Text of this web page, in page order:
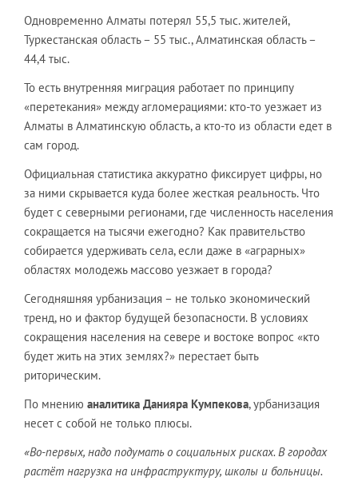
Одновременно Алматы потерял 55,5 тыс. жителей,
Туркестанская область – 55 тыс., Алматинская область –
44,4 тыс.
То есть внутренняя миграция работает по принципу
«перетекания» между агломерациями: кто-то уезжает из
Алматы в Алматинскую область, а кто-то из области едет в
сам город.
Официальная статистика аккуратно фиксирует цифры, но
за ними скрывается куда более жесткая реальность. Что
будет с северными регионами, где численность населения
сокращается на тысячи ежегодно? Как правительство
собирается удерживать села, если даже в «аграрных»
областях молодежь массово уезжает в города?
Сегодняшняя урбанизация – не только экономический
тренд, но и фактор будущей безопасности. В условиях
сокращения населения на севере и востоке вопрос «кто
будет жить на этих землях?» перестает быть
риторическим.
По мнению аналитика Данияра Кумпекова, урбанизация
несет с собой не только плюсы.
«Во-первых, надо подумать о социальных рисках. В городах
растёт нагрузка на инфраструктуру, школы и больницы.